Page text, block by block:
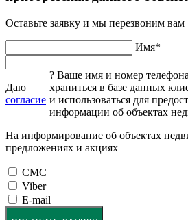
Оставьте заявку и мы перезвоним вам
Имя*
Даю
согласие
? Ваше имя и номер
храниться в базе данных
и использоваться для
информации об объектах
На информирование об объектах
предложениях и акциях
СМС
Viber
E-mail